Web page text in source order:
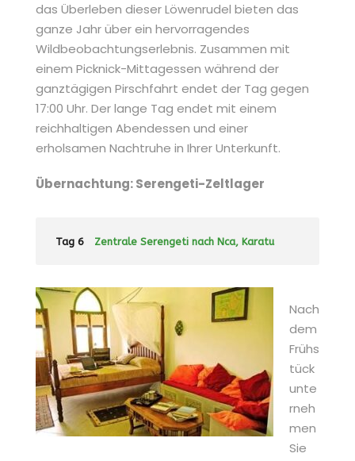
das Überleben dieser Löwenrudel bieten das
ganze Jahr über ein hervorragendes
Wildbeobachtungserlebnis. Zusammen mit
einem Picknick-Mittagessen während der
ganztägigen Pirschfahrt endet der Tag gegen
17:00 Uhr. Der lange Tag endet mit einem
reichhaltigen Abendessen und einer
erholsamen Nachtruhe in Ihrer Unterkunft.
Übernachtung: Serengeti-Zeltlager
Tag 6 Zentrale Serengeti nach Nca, Karatu
Nach
dem
Frühs
tück
unte
rneh
men
Sie